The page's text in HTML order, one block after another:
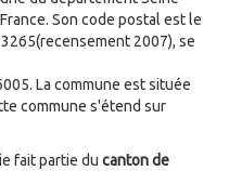
Son code postal est le
2007), se
La commune est située
commune s'étend sur
fait partie du canton de